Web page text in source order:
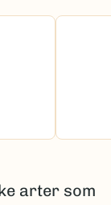
arter som